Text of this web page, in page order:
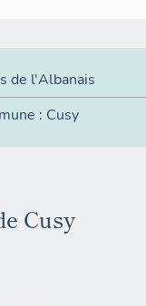
de l'Albanais
: Cusy
Cusy